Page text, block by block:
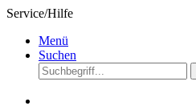
Service/Hilfe
Menü
Suchen